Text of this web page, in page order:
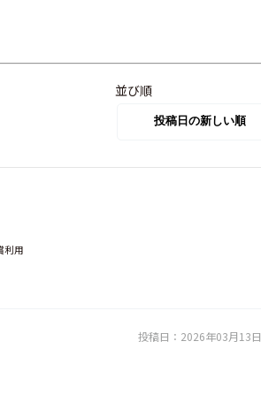
並び順
利用
投稿日： 2026年03月13日